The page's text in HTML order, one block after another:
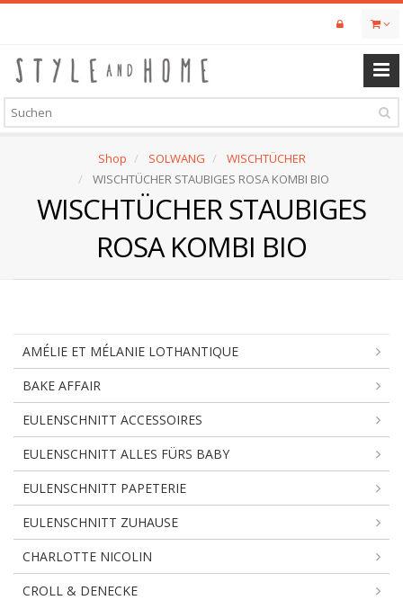
Skip
content
Shop SOLWANG
WISCHTÜCHER
WISCHTÜCHER STAUBIGES ROSA KOMBI BIO
WISCHTÜCHER STAUBIGES
ROSA KOMBI BIO
AMÉLIE ET MÉLANIE LOTHANTIQUE
BAKE AFFAIR
EULENSCHNITT ACCESSOIRES
EULENSCHNITT ALLES FÜRS BABY
EULENSCHNITT PAPETERIE
EULENSCHNITT ZUHAUSE
CHARLOTTE NICOLIN
CROLL & DENECKE